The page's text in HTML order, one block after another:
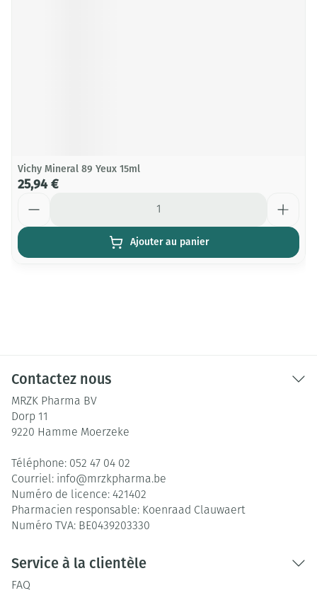
Vichy Mineral 89 Yeux 15ml
25,94 €
Ajouter au panier
Contactez nous
MRZK Pharma BV
Dorp 11
9220 Hamme Moerzeke
Téléphone: 052 47 04 02
Courriel: info@mrzkpharma.be
Numéro de licence: 421402
Pharmacien responsable: Koenraad Clauwaert
Numéro TVA: BE0439203330
Service à la clientèle
FAQ